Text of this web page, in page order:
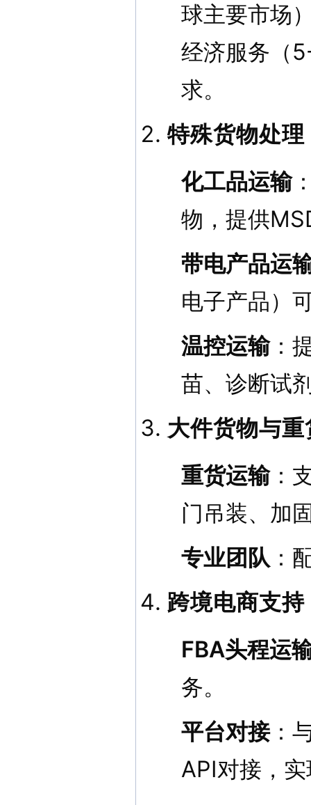
球主要市场
经济服务（
求。
特殊货物处理
化工品运输
物，提供
带电产品运
电子产品）
温控运输：
苗、诊断试
大件货物与
重货运输：
门吊装、加
专业团队 ：
跨境电商支持
FBA头程运
务。
平台对接：
API对接，